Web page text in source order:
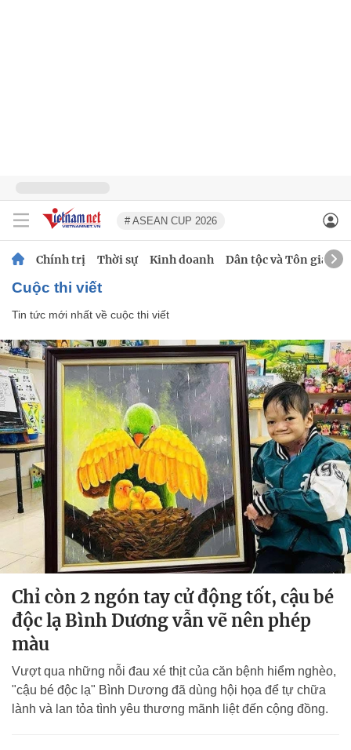
# ASEAN CUP 2026
Chính trị Thời sự Kinh doanh Dân tộc và Tôn giáo
cuộc thi viết
Tin tức mới nhất về cuộc thi viết
Chỉ còn 2 ngón tay cử động tốt, cậu bé
độc lạ Bình Dương vẫn vẽ nên phép
màu
Vượt qua những nỗi đau xé thịt của căn bệnh hiểm nghèo,
"cậu bé độc lạ" Bình Dương đã dùng hội họa để tự chữa
lành và lan tỏa tình yêu thương mãnh liệt đến cộng đồng.